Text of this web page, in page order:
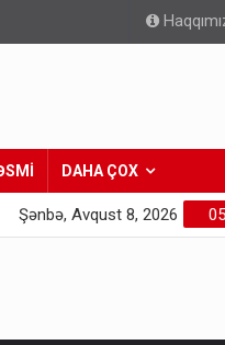
DAHA ÇOX
Şənbə, Avqust 8, 2026